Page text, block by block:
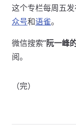
这个专栏每周五
众号和语雀。
微信搜索" 阮一峰
阅。
（完）